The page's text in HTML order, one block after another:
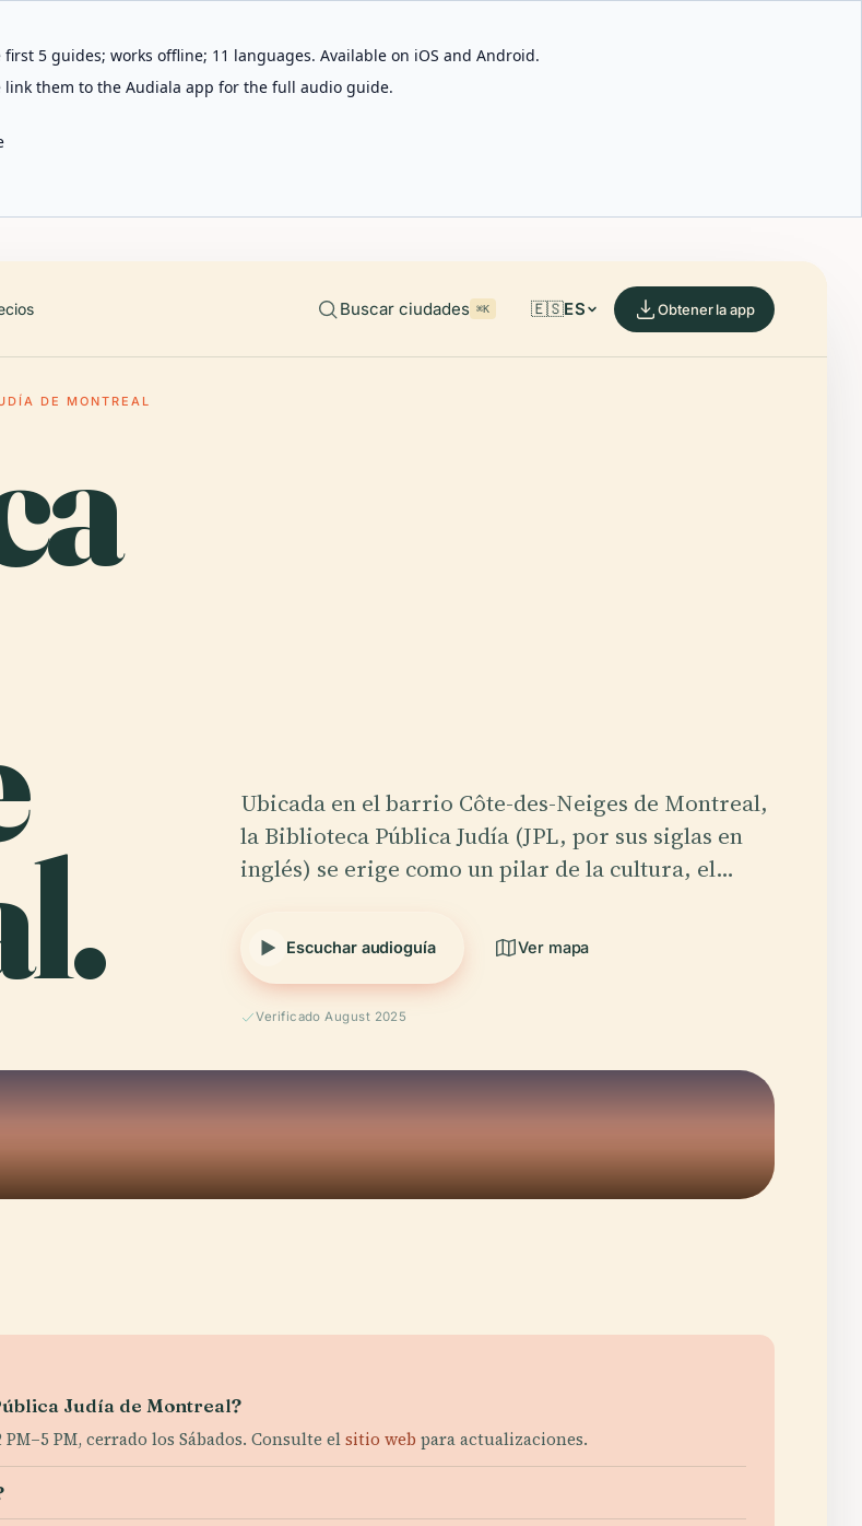
5 guides; works offline; 11 languages. Available on iOS and Android.
link them to the Audiala app for the full audio guide.
Buscar ciudades ⌘K 🇪🇸ES Obtener la app
DE MONTREAL
Ubicada en el barrio Côte-des-Neiges de Montreal,
la Biblioteca Pública Judía (JPL, por sus siglas en
inglés) se erige como un pilar de la cultura, el…
Escuchar audioguía Ver mapa
Verificado August 2025
Judía de Montreal?
PM, cerrado los Sábados. Consulte elsitio web para actualizaciones.